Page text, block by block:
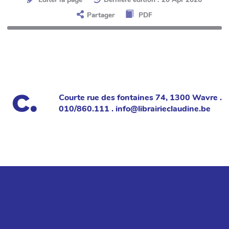
Partager
PDF
Courte rue des fontaines 74, 1300 Wavre .
010/860.111 . info@librairieclaudine.be